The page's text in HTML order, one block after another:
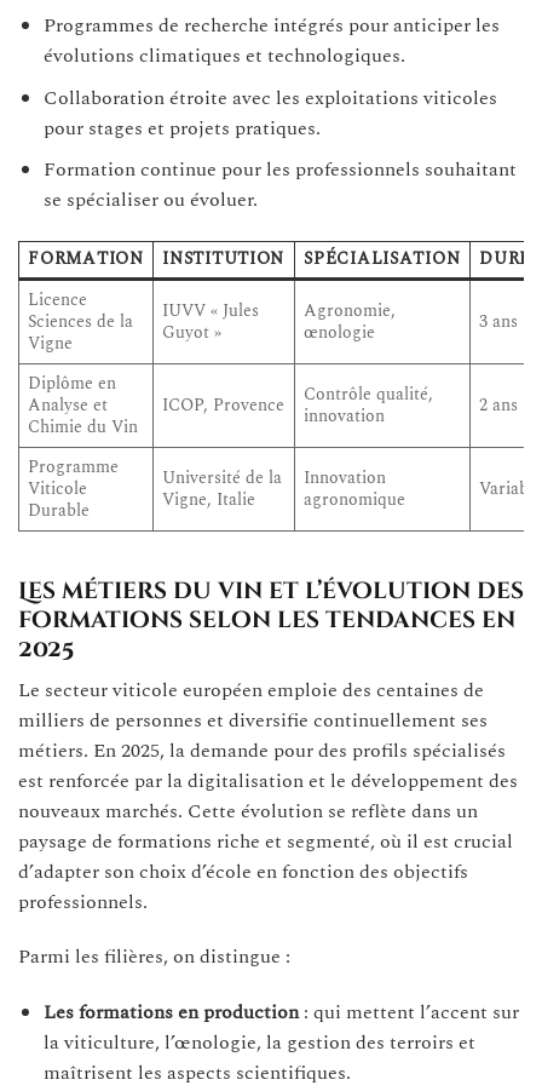
Programmes de recherche intégrés pour anticiper les
évolutions climatiques et technologiques.
Collaboration étroite avec les exploitations viticoles
pour stages et projets pratiques.
Formation continue pour les professionnels souhaitant
se spécialiser ou évoluer.
FORMATION INSTITUTION SPÉCIALISATION
DURÉE
Licence
Sciences de la
Vigne
IUVV « Jules
Guyot »
Agronomie,
œnologie
3 ans
Diplôme en
Analyse et
Chimie du Vin
ICOP, Provence
Contrôle qualité,
innovation
2 ans
Programme
Viticole
Durable
Université de la
Vigne, Italie
Innovation
agronomique
Variable
Les métiers du vin et l’évolution des
formations selon les tendances en
2025
Le secteur viticole européen emploie des centaines de
milliers de personnes et diversifie continuellement ses
métiers. En 2025, la demande pour des profils spécialisés
est renforcée par la digitalisation et le développement des
nouveaux marchés. Cette évolution se reflète dans un
paysage de formations riche et segmenté, où il est crucial
d’adapter son choix d’école en fonction des objectifs
professionnels.
Parmi les filières, on distingue :
Les formations en production: qui mettent l’accent sur
la viticulture, l’œnologie, la gestion des terroirs et
maîtrisent les aspects scientifiques.